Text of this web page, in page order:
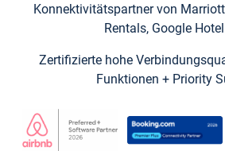
Konnektivitätspartner von
Rentals, Google
Zertifizierte hohe
Funktionen + Priority